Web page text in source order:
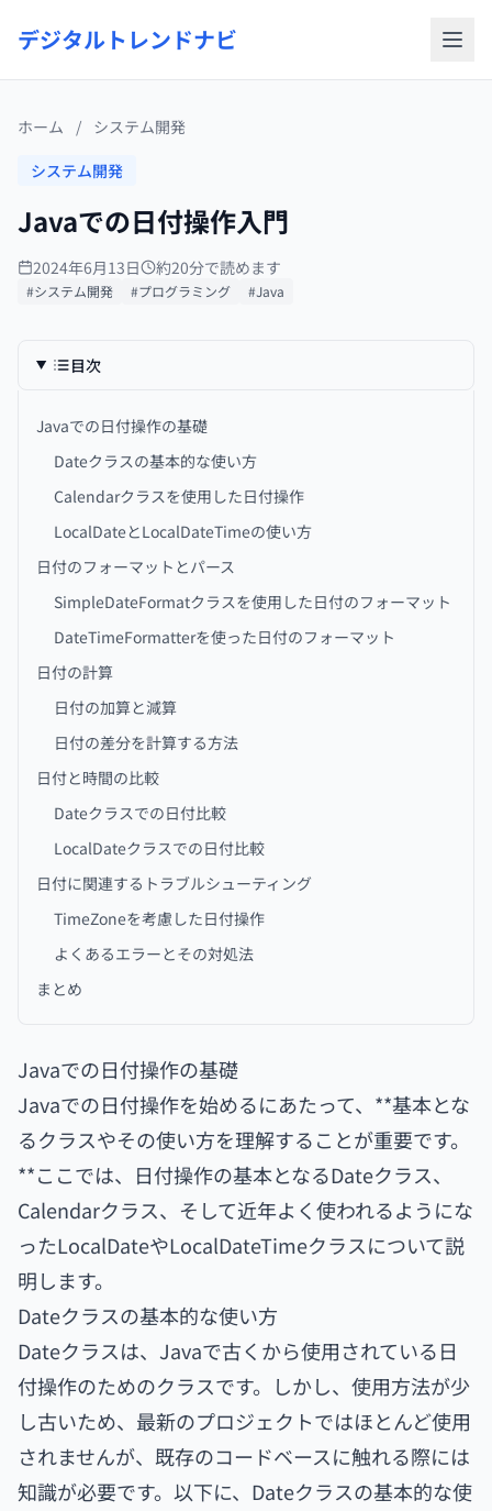
デジタルトレンドナビ
ホーム / システム開発
システム開発
Javaでの日付操作入門
2024年6月13日 約20分で読めます
#システム開発 #プログラミング #Java
目次
Javaでの日付操作の基礎
Dateクラスの基本的な使い方
Calendarクラスを使用した日付操作
LocalDateとLocalDateTimeの使い方
日付のフォーマットとパース
SimpleDateFormatクラスを使用した日付のフォーマット
DateTimeFormatterを使った日付のフォーマット
日付の計算
日付の加算と減算
日付の差分を計算する方法
日付と時間の比較
Dateクラスでの日付比較
LocalDateクラスでの日付比較
日付に関連するトラブルシューティング
TimeZoneを考慮した日付操作
よくあるエラーとその対処法
まとめ
Javaでの日付操作の基礎
Javaでの日付操作を始めるにあたって、**基本とな
るクラスやその使い方を理解することが重要です。
**ここでは、日付操作の基本となるDateクラス、
Calendarクラス、そして近年よく使われるようにな
ったLocalDateやLocalDateTimeクラスについて説
明します。
Dateクラスの基本的な使い方
Dateクラスは、Javaで古くから使用されている日
付操作のためのクラスです。しかし、使用方法が少
し古いため、最新のプロジェクトではほとんど使用
されませんが、既存のコードベースに触れる際には
知識が必要です。以下に、Dateクラスの基本的な使